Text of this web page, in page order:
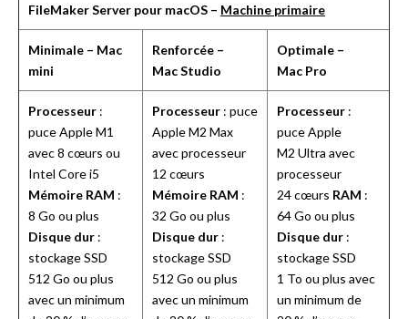
FileMaker Server pour macOS – Machine primaire
Minimale – Mac
mini
Renforcée –
Mac Studio
Optimale –
Mac Pro
Processeur :
puce Apple M1
avec 8 cœurs ou
Intel Core i5
Mémoire RAM :
8 Go ou plus
Disque dur :
stockage SSD
512 Go ou plus
avec un minimum
Processeur : puce
Apple M2 Max
avec processeur
12 cœurs
Mémoire RAM :
32 Go ou plus
Disque dur :
stockage SSD
512 Go ou plus
avec un minimum
Processeur :
puce Apple
M2 Ultra avec
processeur
24 cœurs RAM :
64 Go ou plus
Disque dur :
stockage SSD
1 To ou plus avec
un minimum de